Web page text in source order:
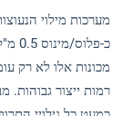
מערכות מילוי
מכונות אלו לא רק